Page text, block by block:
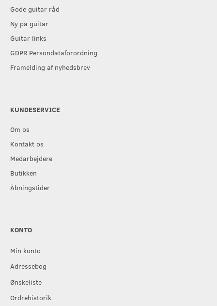
Gode guitar råd
Ny på guitar
Guitar links
GDPR Persondataforordning
Framelding af nyhedsbrev
KUNDESERVICE
Om os
Kontakt os
Medarbejdere
Butikken
Åbningstider
KONTO
Min konto
Adressebog
Ønskeliste
Ordrehistorik